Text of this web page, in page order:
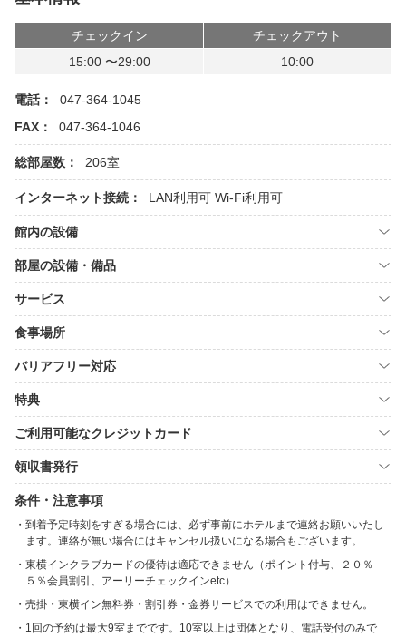
チェックイン
チェックアウト
15:00 〜29:00
10:00
電話：
047-364-1045
FAX：
047-364-1046
総部屋数： 206室
インターネット接続： LAN利用可 Wi-Fi利用可
館内の設備
部屋の設備・備品
サービス
食事場所
バリアフリー対応
特典
ご利用可能なクレジットカード
領収書発行
条件・注意事項
到着予定時刻をすぎる場合には、必ず事前にホテルまで連絡お願いいたし
ます。連絡が無い場合にはキャンセル扱いになる場合もございます。
東横インクラブカードの優待は適応できません（ポイント付与、２０％
５％会員割引、アーリーチェックインetc）
売掛・東横イン無料券・割引券・金券サービスでの利用はできません。
1回の予約は最大9室までです。10室以上は団体となり、電話受付のみで